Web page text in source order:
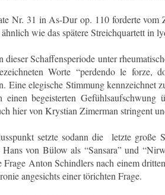
Nr. 31 in As-Dur op. 110 forderte
wie das spätere Streichquartett in
dieser Schaffensperiode unter
Worte “perdendo le
Eine elegische Stimmung kennzeichnet
einen begeisterten
hier von Krystian Zimerman stringent
setzte sodann die letzte
von Bülow als “Sansara” und
Anton Schindlers nach einem
angesichts einer törichten Frage.